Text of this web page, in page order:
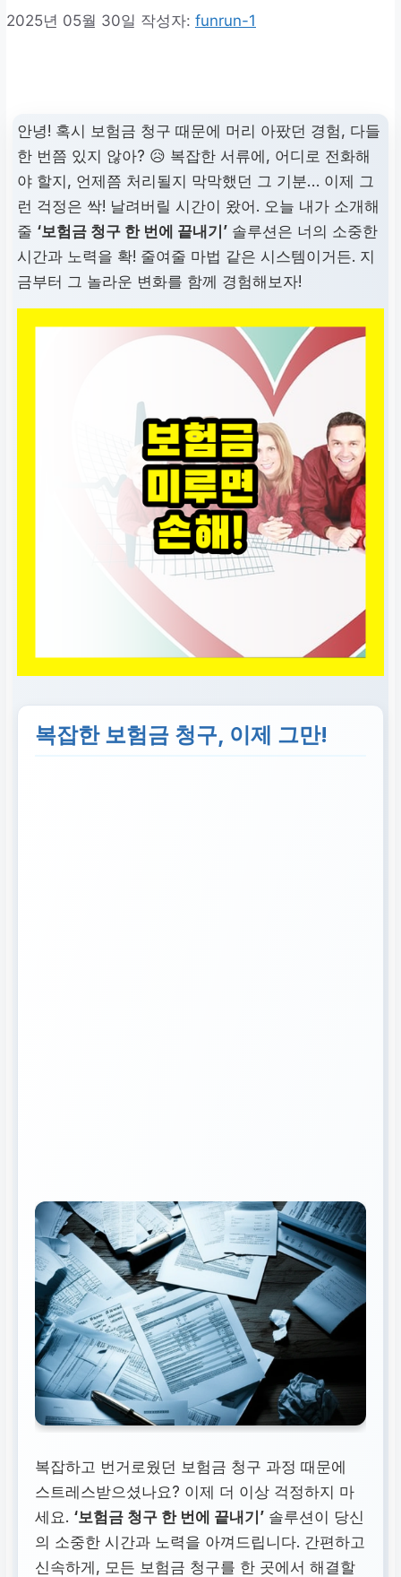
2025년 05월 30일 작성자: funrun-1
안녕! 혹시 보험금 청구 때문에 머리 아팠던 경험, 다들
한 번쯤 있지 않아? 😥 복잡한 서류에, 어디로 전화해
야 할지, 언제쯤 처리될지 막막했던 그 기분… 이제 그
런 걱정은 싹! 날려버릴 시간이 왔어. 오늘 내가 소개해
줄 ‘보험금 청구 한 번에 끝내기’ 솔루션은 너의 소중한
시간과 노력을 확! 줄여줄 마법 같은 시스템이거든. 지
금부터 그 놀라운 변화를 함께 경험해보자!
복잡한 보험금 청구, 이제 그만!
복잡하고 번거로웠던 보험금 청구 과정 때문에
스트레스받으셨나요? 이제 더 이상 걱정하지 마
세요. ‘보험금 청구 한 번에 끝내기’ 솔루션이 당신
의 소중한 시간과 노력을 아껴드립니다. 간편하고
신속하게, 모든 보험금 청구를 한 곳에서 해결할